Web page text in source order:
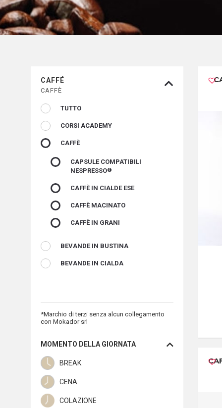
CAFFÉ
CAFFÈ
TUTTO
CORSI ACADEMY
CAFFÈ
CAPSULE COMPATIBILI
NESPRESSO
CAFFÈ IN CIALDE ESE
CAFFÈ MACINATO
CAFFÈ IN GRANI
BEVANDE IN BUSTINA
BEVANDE IN CIALDA
*Marchio di terzi senza alcun collegamento
con Mokador srl
MOMENTO DELLA GIORNATA
BREAK
CENA
COLAZIONE